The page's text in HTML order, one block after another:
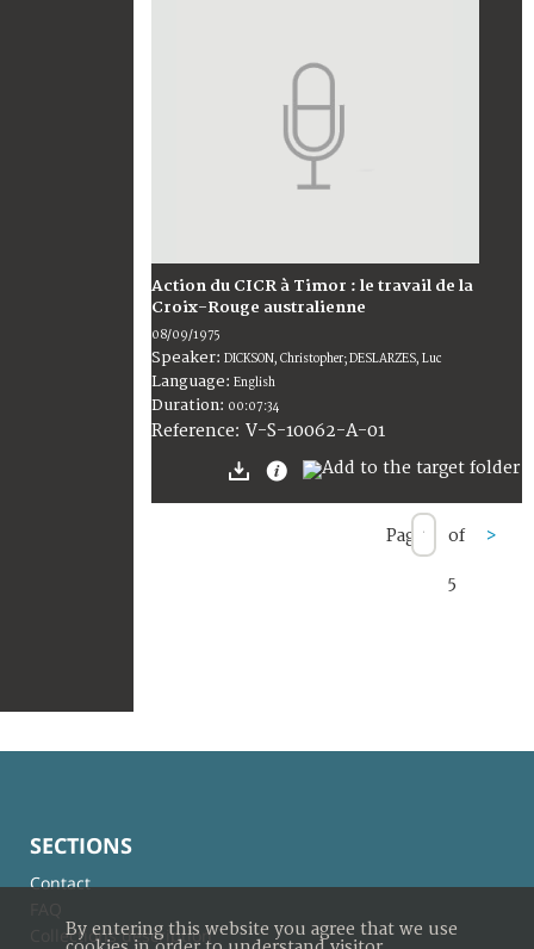
Action du CICR à Timor : le travail de la
Croix-Rouge australienne
08/09/1975
Speaker: DICKSON, Christopher; DESLARZES, Luc
Language: English
Duration: 00:07:34
Reference: V-S-10062-A-01
Page of
5
>
SECTIONS
Contact
Collections description
By entering this website you agree that we use